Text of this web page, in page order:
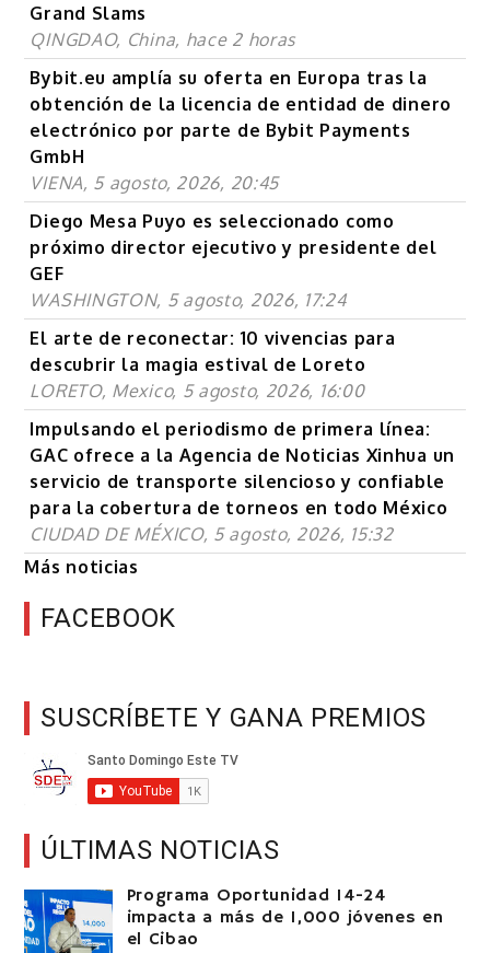
Grand Slams
QINGDAO, China, hace 2 horas
Bybit.eu amplía su oferta en Europa tras la
obtención de la licencia de entidad de dinero
electrónico por parte de Bybit Payments
GmbH
VIENA, 5 agosto, 2026, 20:45
Diego Mesa Puyo es seleccionado como
próximo director ejecutivo y presidente del
GEF
WASHINGTON, 5 agosto, 2026, 17:24
El arte de reconectar: 10 vivencias para
descubrir la magia estival de Loreto
LORETO, Mexico, 5 agosto, 2026, 16:00
Impulsando el periodismo de primera línea:
GAC ofrece a la Agencia de Noticias Xinhua un
servicio de transporte silencioso y confiable
para la cobertura de torneos en todo México
CIUDAD DE MÉXICO, 5 agosto, 2026, 15:32
Más noticias
FACEBOOK
SUSCRÍBETE Y GANA PREMIOS
ÚLTIMAS NOTICIAS
Programa Oportunidad 14-24
impacta a más de 1,000 jóvenes en
el Cibao